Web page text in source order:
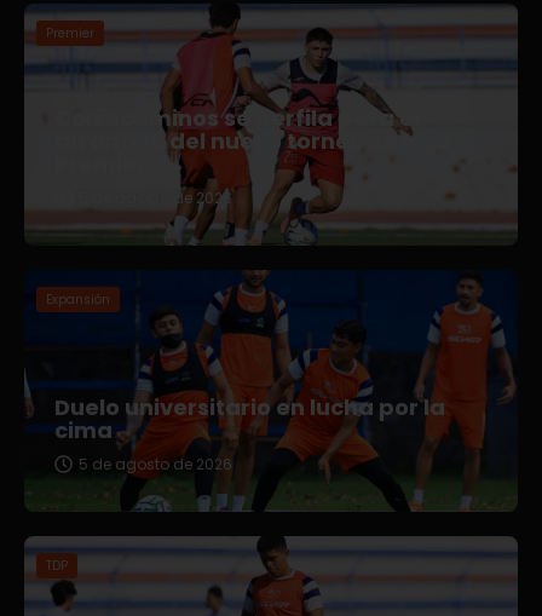
Premier
Correcaminos se perfila para el
arranque del nuevo torneo en Liga
5 de agosto de 2026
Expansión
Duelo universitario en lucha por la
cima
5 de agosto de 2026
TDP